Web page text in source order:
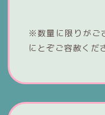
※数量に限りがご
にとぞご容赦くだ